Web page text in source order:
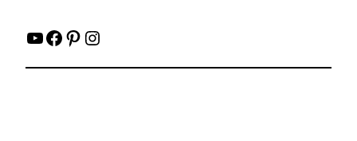
YouTube
Facebook
Pinterest
Instagram